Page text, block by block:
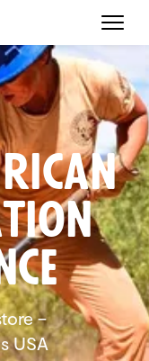
–
USA